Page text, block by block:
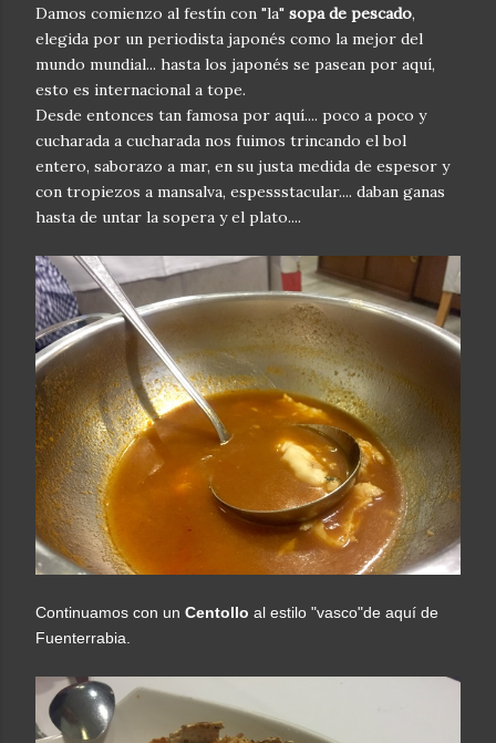
Damos comienzo al festín con "la" sopa de pescado,
elegida por un periodista japonés como la mejor del
mundo mundial... hasta los japonés se pasean por aquí,
esto es internacional a tope.
Desde entonces tan famosa por aquí.... poco a poco y
cucharada a cucharada nos fuimos trincando el bol
entero, saborazo a mar, en su justa medida de espesor y
con tropiezos a mansalva, espessstacular.... daban ganas
hasta de untar la sopera y el plato....
Continuamos con un Centollo al estilo "vasco"de aquí de
Fuenterrabia.